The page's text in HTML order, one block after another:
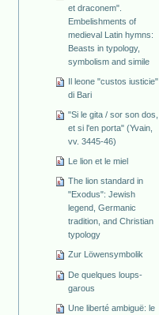
et draconem".
Embelishments of
medieval Latin hymns:
Beasts in typology,
symbolism and simile
Il leone "custos iusticie"
di Bari
"Si le gita / sor son dos,
et si l'en porta" (Yvain,
vv. 3445-46)
Le lion et le miel
The lion standard in
"Exodus": Jewish
legend, Germanic
tradition, and Christian
typology
Zur Löwensymbolik
De quelques loups-
garous
Une liberté ambiguë: le